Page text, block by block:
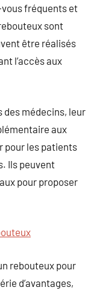
fréquents et
sont
être réalisés
l’accès aux
des médecins, leur
aux
pour les patients
Ils peuvent
pour proposer
rebouteux pour
d’avantages,